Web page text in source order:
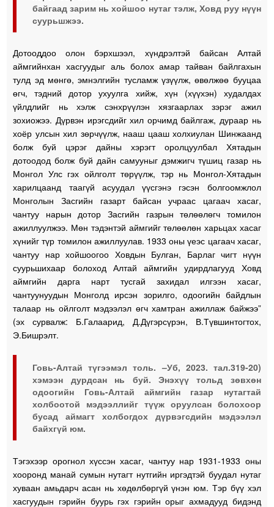
байгаад зарим нь хойшоо нутаг тэлж, Ховд руу нүүн
суурьшжээ.
Дотооддоо олон бэрхшээл, хүндрэлтэй байсан Алтай
аймгийнхан хасгуудыг аль болох амар тайван байлгахын
тулд эд мөнгө, эмнэлгийн тусламж үзүүлж, өвөлжөө бууцаа
өгч, тэдний дотор ухуулга хийж, хүн (хүүхэн) худалдах
үйлдлийг нь хэлж сэнхрүүлэн хязгаарлах зэрэг ажил
зохиожээ. Дүрвэн ирэгсдийг хил орчимд байлгаж, дураар нь
хоёр улсын хил зөрчүүлж, нааш цааш холхиулан Шинжаанд
болж буй цэрэг дайны хэрэгт оролцуулбал Хятадын
дотоодод болж буй дайн самууныг дэмжигч түшиц газар нь
Монгол Улс гэх ойлголт төрүүлж, тэр нь Монгол-Хятадын
харилцаанд таагүй асуудал үүсгэнэ гэсэн болгоомжлол
Монголын Засгийн газарт байсан учраас цагаач хасаг,
чантуу нарын дотор Засгийн газрын төлөөлөгч томилон
ажиллуулжээ. Мөн тэдэнтэй аймгийг төлөөлөн харьцах хасаг
хүнийг түр томилон ажиллуулав. 1933 оны үеэс цагаач хасаг,
чантуу нар хойшоогоо Ховдын Булган, Барлаг чигт нүүн
суурьшихаар болоход Алтай аймгийн удирдлагууд Ховд
аймгийн дарга нарт тусгай захидал илгээн хасаг,
чантуунуудын Монголд ирсэн зорилго, одоогийн байдлын
талаар нь ойлголт мэдээлэл өгч хамтран ажиллаж байжээ”
(эх сурвалж: Б.Галаарид, Д.Дүгэрсүрэн, В.Түвшинтогтох,
Э.Бишрэлт.
Говь-Алтай түгээмэл толь. –Уб, 2023. тал.319-20)
хэмээн дурдсан нь буй. Энэхүү тольд зөвхөн
одоогийн Говь-Алтай аймгийн газар нутагтай
холбоотой мэдээллийг түүж оруулсан болохоор
бусад аймагт холбогдох дүрвэгсдийн мэдээлэл
байхгүй юм.
Тэгэхээр орогнол хүссэн хасаг, чантуу нар 1931-1933 оны
хооронд манай сумын нутагт нутгийн иргэдтэй буудал нутаг
хуваан амьдарч асан нь хөдөлбөргүй үнэн юм. Тэр бүү хэл
хасгуудын гэрийн буурь гэх гэрийн орыг ахмадууд бидэнд